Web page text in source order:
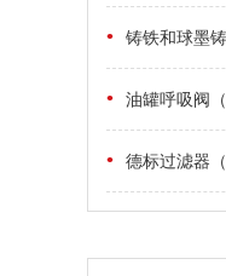
• 铸铁和球墨铸铁球阀区分
• 油罐呼吸阀（油罐
• 德标过滤器（